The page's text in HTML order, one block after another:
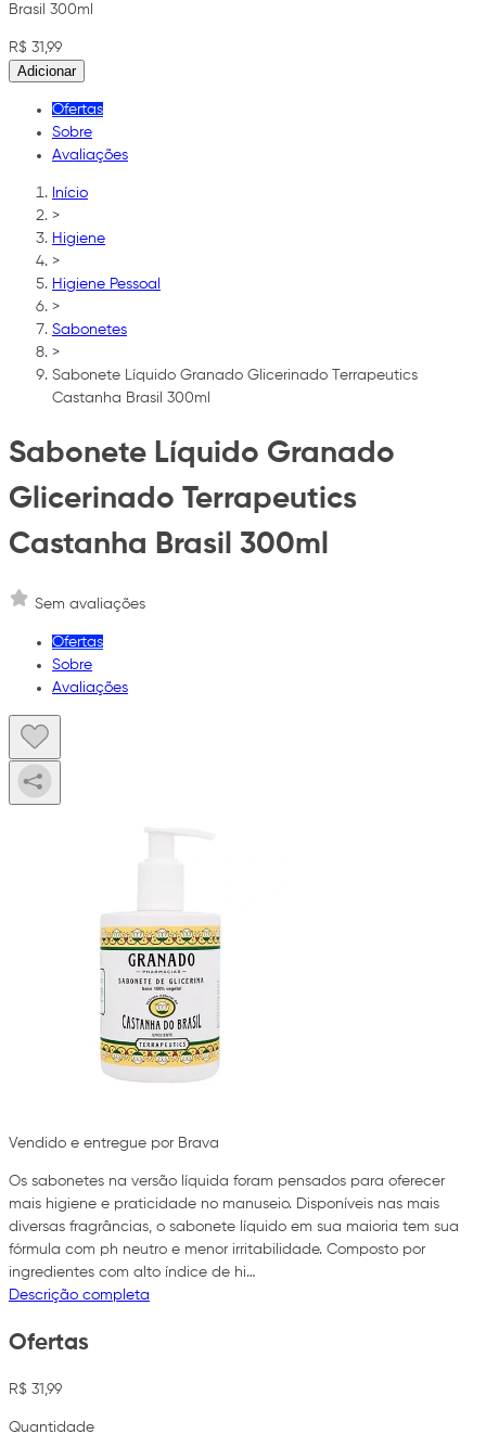
Brasil 300ml
R$ 31,99
Adicionar
Ofertas
Sobre
Avaliações
Início
>
Higiene
>
Higiene Pessoal
>
Sabonetes
>
Sabonete Líquido Granado Glicerinado Terrapeutics
Castanha Brasil 300ml
Sabonete Líquido Granado
Glicerinado Terrapeutics
Castanha Brasil 300ml
Sem avaliações
Ofertas
Sobre
Avaliações
Vendido e entregue por Brava
Os sabonetes na versão líquida foram pensados para oferecer
mais higiene e praticidade no manuseio. Disponíveis nas mais
diversas fragrâncias, o sabonete líquido em sua maioria tem sua
fórmula com ph neutro e menor irritabilidade. Composto por
ingredientes com alto índice de hi…
Descrição completa
Ofertas
R$ 31,99
Quantidade